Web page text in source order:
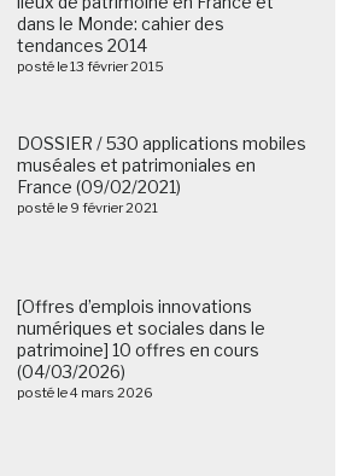
dans le Monde: cahier des
tendances 2014
posté le 13 février 2015
DOSSIER / 530 applications mobiles
muséales et patrimoniales en
France (09/02/2021)
posté le 9 février 2021
[Offres d’emplois innovations
numériques et sociales dans le
patrimoine] 10 offres en cours
(04/03/2026)
posté le 4 mars 2026